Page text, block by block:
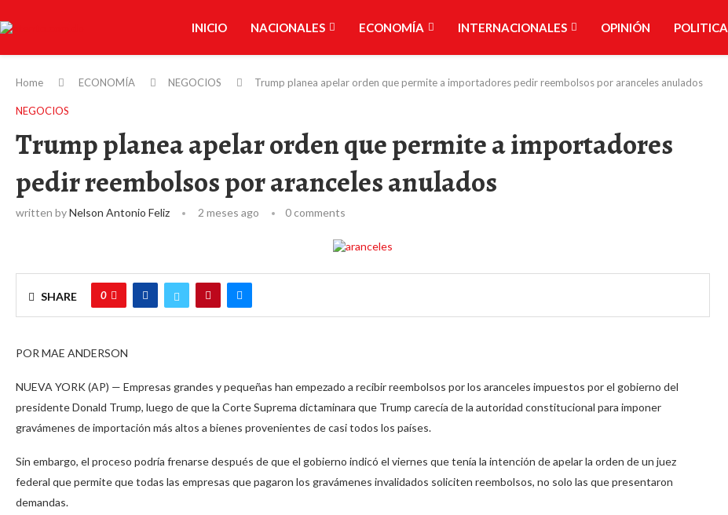
INICIO NACIONALES ECONOMÍA INTERNACIONALES OPINIÓN POLITICA
Home ECONOMÍA NEGOCIOS Trump planea apelar orden que permite a importadores pedir reembolsos por aranceles anulados
NEGOCIOS
Trump planea apelar orden que permite a importadores
pedir reembolsos por aranceles anulados
written byNelson Antonio Feliz 2 meses ago 0 comments
SHARE 0
POR MAE ANDERSON
NUEVA YORK (AP) — Empresas grandes y pequeñas han empezado a recibir reembolsos por los aranceles impuestos por el gobierno del
presidente Donald Trump, luego de que la Corte Suprema dictaminara que Trump carecía de la autoridad constitucional para imponer
gravámenes de importación más altos a bienes provenientes de casi todos los países.
Sin embargo, el proceso podría frenarse después de que el gobierno indicó el viernes que tenía la intención de apelar la orden de un juez
federal que permite que todas las empresas que pagaron los gravámenes invalidados soliciten reembolsos, no solo las que presentaron
demandas.